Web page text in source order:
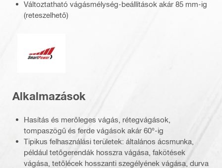
Változtatható vágásmélység-beállítások akár 85 mm-ig
(reteszelhető)
Alkalmazások
Hasítás és merőleges vágás, rétegvágások,
tompaszögű és ferde vágások akár 60°-ig
Tipikus felhasználási területek: általános ácsmunka,
például tetőgerendák hosszra vágása, fakötések
vágása, tetőlécek hosszanti szegélyének vágása, durva